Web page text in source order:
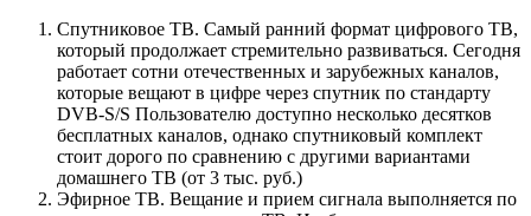
Спутниковое ТВ. Самый ранний формат цифрового ТВ,
который продолжает стремительно развиваться. Сегодня
работает сотни отечественных и зарубежных каналов,
которые вещают в цифре через спутник по стандарту
DVB-S/S Пользователю доступно несколько десятков
бесплатных каналов, однако спутниковый комплект
стоит дорого по сравнению с другими вариантами
домашнего ТВ (от 3 тыс. руб.)
Эфирное ТВ. Вещание и прием сигнала выполняется по